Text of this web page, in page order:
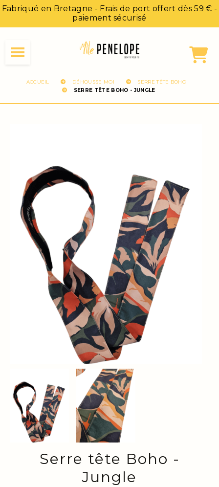
Fabriqué en Bretagne - Frais de port offert dès 59 € -
paiement sécurisé
ACCUEIL DÉHOUSSE MOI
SERRE TÊTE BOHO
SERRE TÊTE BOHO - JUNGLE
Serre tête Boho -
Jungle
Panneau de gestion des cookies